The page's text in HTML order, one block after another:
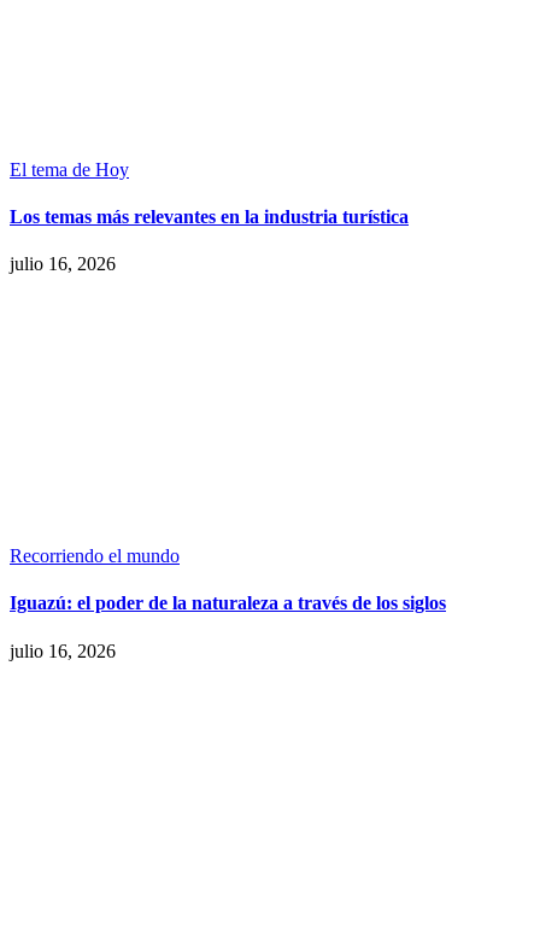
El tema de Hoy
Los temas más relevantes en la industria turística
julio 16, 2026
Recorriendo el mundo
Iguazú: el poder de la naturaleza a través de los siglos
julio 16, 2026